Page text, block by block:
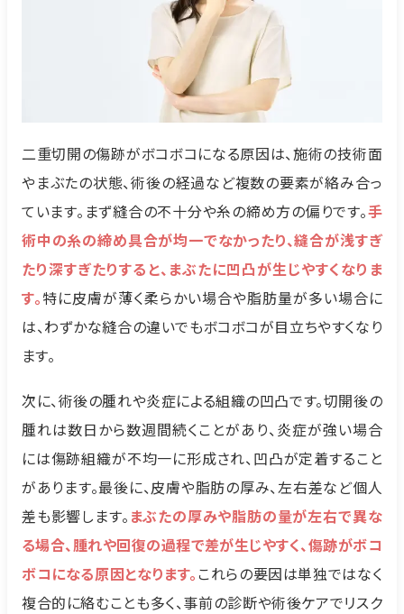
二重切開の傷跡がボコボコになる原因は、施術の技術面
やまぶたの状態、術後の経過など複数の要素が絡み合っ
ています。まず縫合の不十分や糸の締め方の偏りです。手
術中の糸の締め具合が均一でなかったり、縫合が浅すぎ
たり深すぎたりすると、まぶたに凹凸が生じやすくなりま
す。特に皮膚が薄く柔らかい場合や脂肪量が多い場合に
は、わずかな縫合の違いでもボコボコが目立ちやすくなり
ます。
次に、術後の腫れや炎症による組織の凹凸です。切開後の
腫れは数日から数週間続くことがあり、炎症が強い場合
には傷跡組織が不均一に形成され、凹凸が定着すること
があります。最後に、皮膚や脂肪の厚み、左右差など個人
差も影響します。 まぶたの厚みや脂肪の量が左右で異な
る場合、腫れや回復の過程で差が生じやすく、傷跡がボコ
ボコになる原因となります。 これらの要因は単独ではなく
複合的に絡むことも多く、事前の診断や術後ケアでリスク